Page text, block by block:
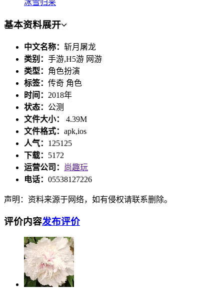
冰雪归来
基本资料展开
中文名称： 斩月屠龙
类别： 手游,H5游 网游
类型： 角色扮演
标签： 传奇 角色
时间： 2018年
状态： 公测
文件大小： 4.39M
文件格式： apk,ios
人气： 125125
下载： 5172
运营公司：
尚趣玩
电话： 05538127226
声明：资料来源于网络，如有侵权请联系删除。
评价内容发布评价